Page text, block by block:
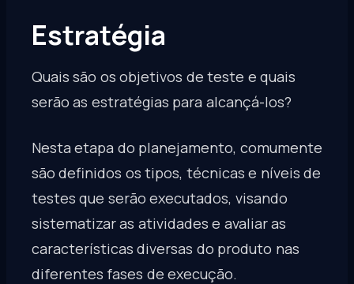
Estratégia
Quais são os objetivos de teste e quais
serão as estratégias para alcançá-los?
Nesta etapa do planejamento, comumente
são definidos os tipos, técnicas e níveis de
testes que serão executados, visando
sistematizar as atividades e avaliar as
características diversas do produto nas
diferentes fases de execução.